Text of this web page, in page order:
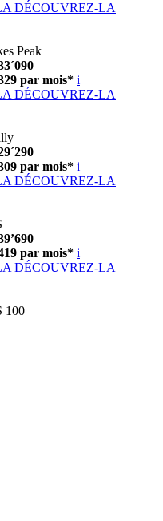
DÉCOUVREZ-LA
Peak
par mois* i
DÉCOUVREZ-LA
par mois* i
DÉCOUVREZ-LA
par mois* i
DÉCOUVREZ-LA
100